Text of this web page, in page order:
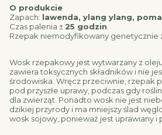
O produkcie
Zapach: lawenda, ylang ylang,
Czas palenia ±25 godzin
Rzepak niemodyfikowany genetycznie
Wosk rzepakowy jest wytwarzany z
zawiera toksycznych składników i nie
środowiska. Wręcz przeciwnie, rzepak
pod przyszłe uprawy, podczas gdy
dla zwierząt. Ponadto wosk nie jest
dzikiej przyrody i ma mniejszy ślad
wosk sojowy, ponieważ jest uprawiany i